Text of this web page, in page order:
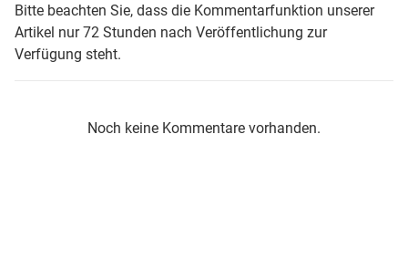
Bitte beachten Sie, dass die Kommentarfunktion unserer
Artikel nur 72 Stunden nach Veröffentlichung zur
Verfügung steht.
Noch keine Kommentare vorhanden.